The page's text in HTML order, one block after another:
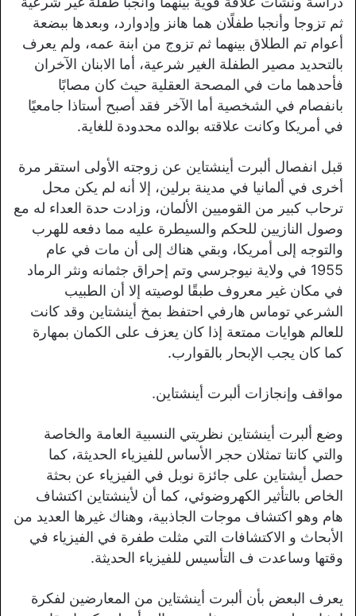
ثم تزوجا وأنجبا طفلًان هما هانز وإدوارد، وبعدها ببضعة
أعوام تم الطلاق بينهما ثم تزوج من ابنة عمه، ولم يعرف
بالتحديد مصير الطفلة الغير شرعية، أما الابنان الآخران
فأحدهما مات في المصحة العقلية حيث كان مصابًا
بانفصام في الشخصية أما الآخر فقد أصبح أستاذا جامعيًا
في أمريكا وكانت علاقته بوالده محدودة للغاية.
قبل انفصال ألبرت أينشتاين عن زوجته الأولى استقر مرة
أخرى في ألمانيا في مدينة برلين، إلا أنه لم يكن محل
ترحاب كبير من القوميين الألمان، وزادت حدة العداء له مع
وصول النازيين للحكم والسيطرة عليه مما دفعه للهرب
والتوجه إلى أمريكا، وبقي هناك إلى أن مات في عام
1955 في ولاية نيوجرسي وتم إحراق جثمانه ونثر الرماد
في مكان غير معروف طبقًا لوصيته إلا أن الطبيب
الشرعي توماس هارفي احتفظ بمخ أينشتاين وقد كانت
للعالم هوايات ممتعة إذا كان يعزف على الكمان بمهارة
كما كان يجب الإبحار بالقوارب.
مواقف وإنجازات ألبرت أينشتاين.
وضع ألبرت أينشتاين نظريتي النسبية العامة والخاصة
والتي كانتا تمثلان حجر الأساس للفيزياء الحديثة، كما
حصل أيشتاين على جائزة نوبل في الفيزياء عن بحثة
الخاص بالتأثير الكهروضوئي، كما أن لأينشتاين اكتشاف
هام وهو اكتشاف موجات الجاذبية، وهناك غيرها العديد من
الأبحاث و الاكتشافات التي مثلت طفرة في الفيزياء في
وقتها وساعدت ف التأسيس للفيزياء الحديثة.
يعرف البعض بأن ألبرت أينشتاين من المعارضين لفكرة